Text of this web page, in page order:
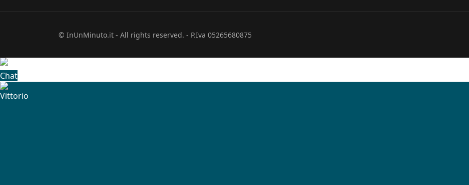
© InUnMinuto.it - All rights reserved. - P.Iva 05265680875
Chat
Vittorio